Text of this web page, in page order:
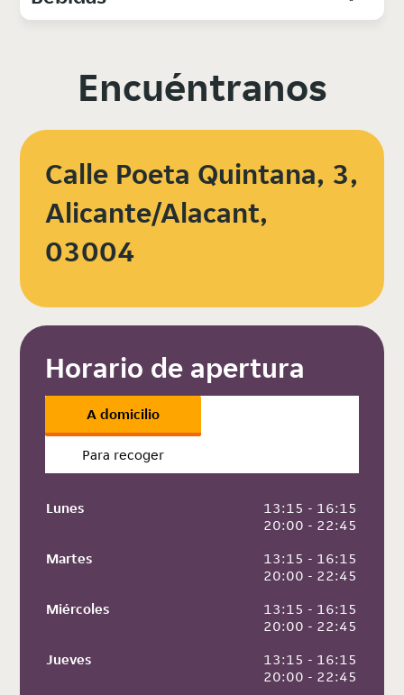
Encuéntranos
Calle Poeta Quintana, 3,
Alicante/Alacant,
03004
Horario de apertura
A domicilio
Para recoger
Lunes
13:15 - 16:15
20:00 - 22:45
Martes
13:15 - 16:15
20:00 - 22:45
Miércoles
13:15 - 16:15
20:00 - 22:45
Jueves
13:15 - 16:15
20:00 - 22:45